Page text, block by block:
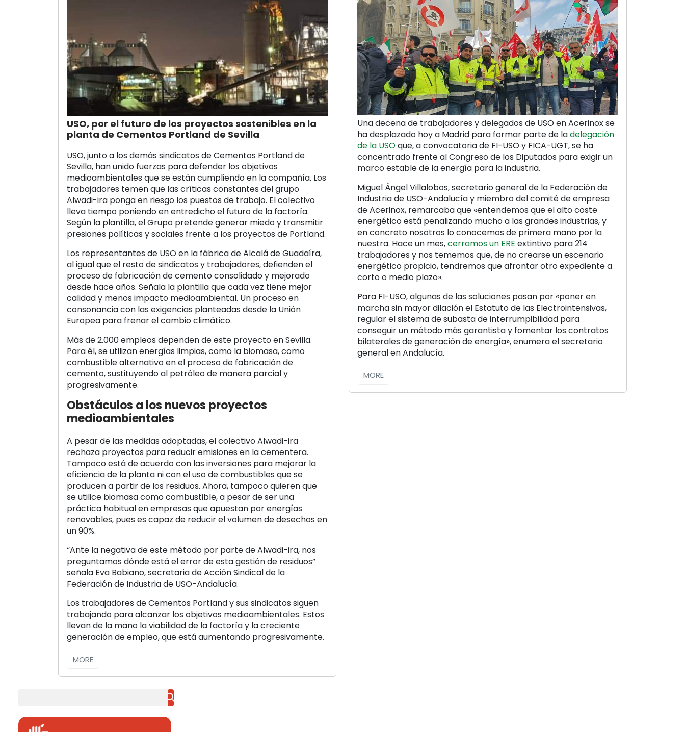
USO, por el futuro de los proyectos sostenibles en la
planta de Cementos Portland de Sevilla
USO, junto a los demás sindicatos de Cementos Portland de
Sevilla, han unido fuerzas para defender los objetivos
medioambientales que se están cumpliendo en la compañía. Los
trabajadores temen que las críticas constantes del grupo
Alwadi-ira ponga en riesgo los puestos de trabajo. El colectivo
lleva tiempo poniendo en entredicho el futuro de la factoría.
Según la plantilla, el Grupo pretende generar miedo y transmitir
presiones políticas y sociales frente a los proyectos de Portland.
Los representantes de USO en la fábrica de Alcalá de Guadaíra,
al igual que el resto de sindicatos y trabajadores, defienden el
proceso de fabricación de cemento consolidado y mejorado
desde hace años. Señala la plantilla que cada vez tiene mejor
calidad y menos impacto medioambiental. Un proceso en
consonancia con las exigencias planteadas desde la Unión
Europea para frenar el cambio climático.
Más de 2.000 empleos dependen de este proyecto en Sevilla.
Para él, se utilizan energías limpias, como la biomasa, como
combustible alternativo en el proceso de fabricación de
cemento, sustituyendo al petróleo de manera parcial y
progresivamente.
Obstáculos a los nuevos proyectos
medioambientales
A pesar de las medidas adoptadas, el colectivo Alwadi-ira
rechaza proyectos para reducir emisiones en la cementera.
Tampoco está de acuerdo con las inversiones para mejorar la
eficiencia de la planta ni con el uso de combustibles que se
producen a partir de los residuos. Ahora, tampoco quieren que
se utilice biomasa como combustible, a pesar de ser una
práctica habitual en empresas que apuestan por energías
renovables, pues es capaz de reducir el volumen de desechos en
un 90%.
“Ante la negativa de este método por parte de Alwadi-ira, nos
preguntamos dónde está el error de esta gestión de residuos”
señala Eva Babiano, secretaria de Acción Sindical de la
Federación de Industria de USO-Andalucía.
Los trabajadores de Cementos Portland y sus sindicatos siguen
trabajando para alcanzar los objetivos medioambientales. Estos
llevan de la mano la viabilidad de la factoría y la creciente
generación de empleo, que está aumentando progresivamente.
MORE
Una decena de trabajadores y delegados de USO en Acerinox se
ha desplazado hoy a Madrid para formar parte de ladelegación
de la USOque, a convocatoria de FI-USO y FICA-UGT, se ha
concentrado frente al Congreso de los Diputados para exigir un
marco estable de la energía para la industria.
Miguel Ángel Villalobos, secretario general de la Federación de
Industria de USO-Andalucía y miembro del comité de empresa
de Acerinox, remarcaba que «entendemos que el alto coste
energético está penalizando mucho a las grandes industrias, y
en concreto nosotros lo conocemos de primera mano por la
nuestra. Hace un mes,cerramos un ERE extintivo para 214
trabajadores y nos tememos que, de no crearse un escenario
energético propicio, tendremos que afrontar otro expediente a
corto o medio plazo».
Para FI-USO, algunas de las soluciones pasan por «poner en
marcha sin mayor dilación el Estatuto de las Electrointensivas,
regular el sistema de subasta de interrumpibilidad para
conseguir un método más garantista y fomentar los contratos
bilaterales de generación de energía», enumera el secretario
general en Andalucía.
MORE